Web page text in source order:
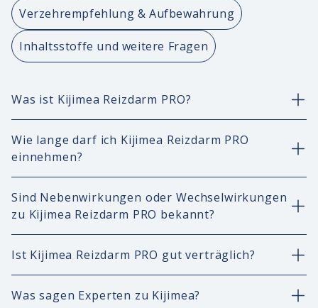
Verzehrempfehlung & Aufbewahrung
Inhaltsstoffe und weitere Fragen
Was ist Kijimea Reizdarm PRO?
Wie lange darf ich Kijimea Reizdarm PRO
einnehmen?
Sind Nebenwirkungen oder Wechselwirkungen
zu Kijimea Reizdarm PRO bekannt?
Ist Kijimea Reizdarm PRO gut verträglich?
Was sagen Experten zu Kijimea?